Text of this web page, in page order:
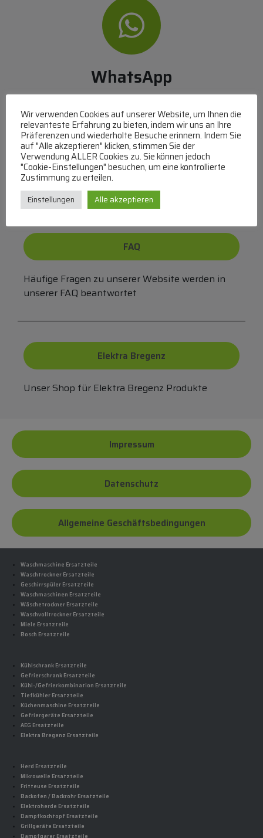
WhatsApp
Mit WhatsApp Kontakt mit dem Service Team
aufnehmen
(MO-DO 8-17, FR 8-15 Uhr,+43 1 267 67 60)
Bei uns können Sie bezahlen per:
Überweisung
MasterCard
FAQ
Häufige Fragen zu unserer Website werden in
unserer FAQ beantwortet
Elektra Bregenz
Unser Shop für Elektra Bregenz Produkte
Impressum
Datenschutz
Allgemeine Geschäftsbedingungen
Waschmaschine Ersatzteile
Waschtrockner Ersatzteile
Geschirrspüler Ersatzteile
Waschmaschinen Ersatzteile
Wäschetrockner Ersatzteile
Waschvolltrockner Ersatzteile
Miele Ersatzteile
Bosch Ersatzteile
Kühlschrank Ersatzteile
Gefrierschrank Ersatzteile
Kühl-/Gefrierkombination Ersatzteile
Tiefkühler Ersatzteile
Küchenmaschine Ersatzteile
Gefriergeräte Ersatzteile
AEG Ersatzteile
Elektra Bregenz Ersatzteile
Herd Ersatzteile
Mikrowelle Ersatzteile
Fritteuse Ersatzteile
Backofen / Backrohr Ersatzteile
Elektroherde Ersatzteile
Dampfkochtopf Ersatzteile
Grillgeräte Ersatzteile
Dampfgarer Ersatzteile
Wir verwenden Cookies auf unserer Website, um Ihnen die
relevanteste Erfahrung zu bieten, indem wir uns an Ihre
Präferenzen und wiederholte Besuche erinnern. Indem Sie
auf "Alle akzeptieren" klicken, stimmen Sie der
Verwendung ALLER Cookies zu. Sie können jedoch
"Cookie-Einstellungen" besuchen, um eine kontrollierte
Zustimmung zu erteilen.
Einstellungen Alle akzeptieren